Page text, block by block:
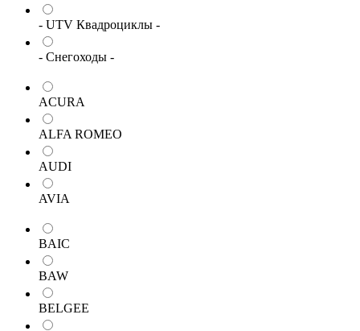
- UTV Квадроциклы -
- Снегоходы -
ACURA
ALFA ROMEO
AUDI
AVIA
BAIC
BAW
BELGEE